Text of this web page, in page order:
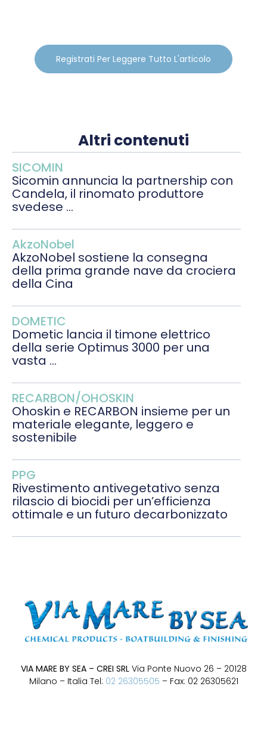
Registrati Per Leggere Tutto L'articolo
Altri contenuti
SICOMIN
Sicomin annuncia la partnership con
Candela, il rinomato produttore
svedese ...
AkzoNobel
AkzoNobel sostiene la consegna
della prima grande nave da crociera
della Cina
DOMETIC
Dometic lancia il timone elettrico
della serie Optimus 3000 per una
vasta ...
RECARBON/OHOSKIN
Ohoskin e RECARBON insieme per un
materiale elegante, leggero e
sostenibile
PPG
Rivestimento antivegetativo senza
rilascio di biocidi per un’efficienza
ottimale e un futuro decarbonizzato
VIA MARE BY SEA – CREI SRLVia Ponte Nuovo 26 – 20128
Milano – Italia Tel: 02 26305505 – Fax: 02 26305621